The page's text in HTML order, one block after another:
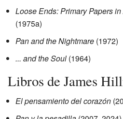
Loose Ends: Primary Papers
(1975a)
Pan and the Nightmare (1972)
... and the Soul (1964)
Libros de James
El pensamiento del corazón